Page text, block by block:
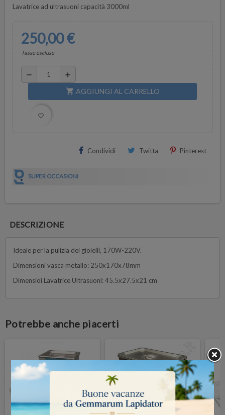
Lavatrice ad ultrasuoni capacità 3000ml
250,00 €
Tasse escluse
remove add
shopping_cart AGGIUNGI AL CARRELLO
favorite_border
Condividi Twitta Pinterest
SUPER OCCASIONI
DESCRIZIONE
Ideale per la pulizia dei gioielli, 170W-220V.
Dimensioni vasca metallo: 250x170x78mm
Dimensioi Lavatrice Ultrasuoni: 45.5x27.5x21 cm
Potrebbe anche piacerti